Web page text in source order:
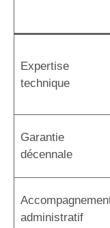
Expertise
technique
Garantie
décennale
administratif